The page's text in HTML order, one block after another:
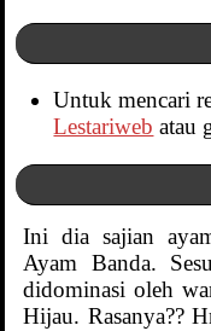
Untuk mencari
Lestariweb atau
Ini dia sajian
Ayam Banda.
didominasi oleh
Hijau. Rasanya??